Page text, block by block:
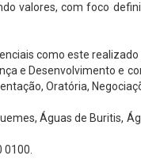
valores, com foco
como este
e Desenvolvimento e
Oratória,
Águas de Buritis,